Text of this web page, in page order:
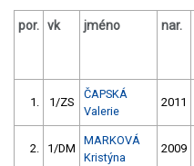
por. vk jméno nar.
1. 1/ZS
ČAPSKÁ
Valerie
2011
2. 1/DM
MARKOVÁ
Kristýna
2009